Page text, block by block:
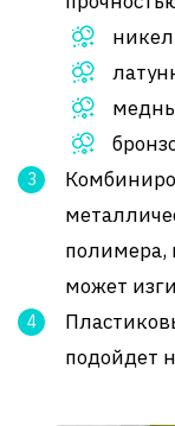
полимера,
может
подойдет